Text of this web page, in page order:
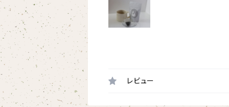
レビュー